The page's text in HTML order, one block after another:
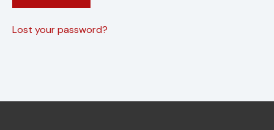
Lost your password?